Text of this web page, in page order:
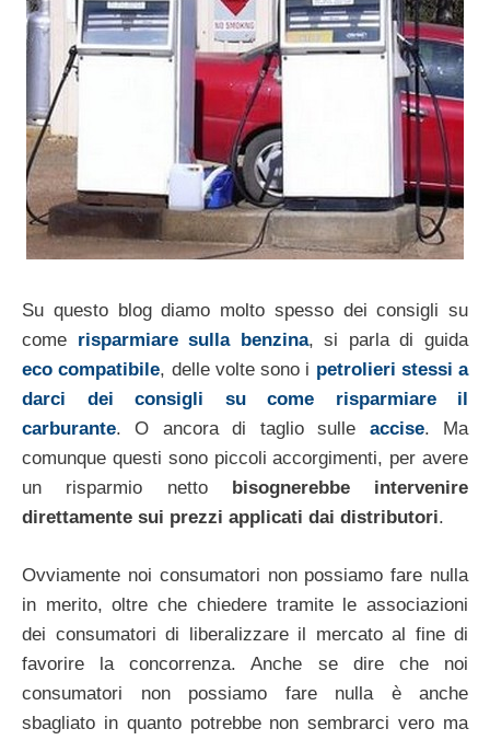
Su questo blog diamo molto spesso dei consigli su
come risparmiare sulla benzina, si parla di guida
eco compatibile, delle volte sono i petrolieri stessi a
darci dei consigli su come risparmiare il
carburante. O ancora di taglio sulle accise. Ma
comunque questi sono piccoli accorgimenti, per avere
un risparmio netto bisognerebbe intervenire
direttamente sui prezzi applicati dai distributori.
Ovviamente noi consumatori non possiamo fare nulla
in merito, oltre che chiedere tramite le associazioni
dei consumatori di liberalizzare il mercato al fine di
favorire la concorrenza. Anche se dire che noi
consumatori non possiamo fare nulla è anche
sbagliato in quanto potrebbe non sembrarci vero ma